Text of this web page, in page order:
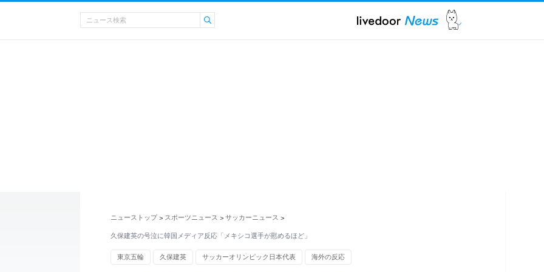
ニューストップ > スポーツニュース > サッカーニュース >
久保建英の号泣に韓国メディア反応「メキシコ選手が慰めるほど」
東京五輪 久保建英 サッカーオリンピック日本代表 海外の反応